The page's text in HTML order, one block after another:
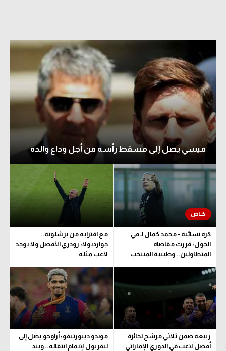
ميسي يصل إلى مسقط رأسه من أجل وداع والده
كرة نسائية - محمد كمال لـ في
الجول: قررت مقاضاة
المتطاولين.. وطبيبة المنتخب
مع اقترابه من برشلونة..
جوارديولا: رودري الأفضل ولا يوجد
لاعب مثله
ربيعة ضمن ثلاثي مرشح لجائزة
أفضل لاعب في الدوري الإماراتي
موندو ديبورتيفو: أراوخو يصل إلى
ليفربول لإتمام انتقاله.. وبند